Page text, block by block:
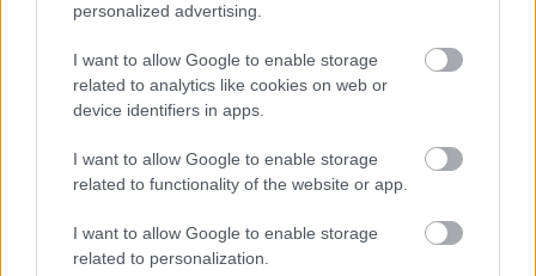
personalized advertising.
I want to allow Google to enable storage
related to analytics like cookies on web or
device identifiers in apps.
I want to allow Google to enable storage
related to functionality of the website or app.
I want to allow Google to enable storage
related to personalization.
από τις εκλεκτές ετικέτες κρασιών που θα βρείτε
στον κατάλογο.
Το αρχοντικό τηςΜαργιώραςαποτελεί μια φρέσκια
νότα στη Χώρα της Κύθνου, για να απολαύσετε το
φαγητό ή το ποτό σας από το πρωί έως το βράδυ.